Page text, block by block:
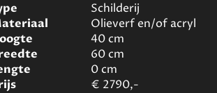
Schilderij
Olieverf en/of acryl
40cm
60cm
0cm
€ 2790,-